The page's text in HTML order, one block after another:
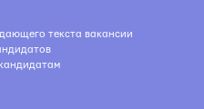
текста вакансии